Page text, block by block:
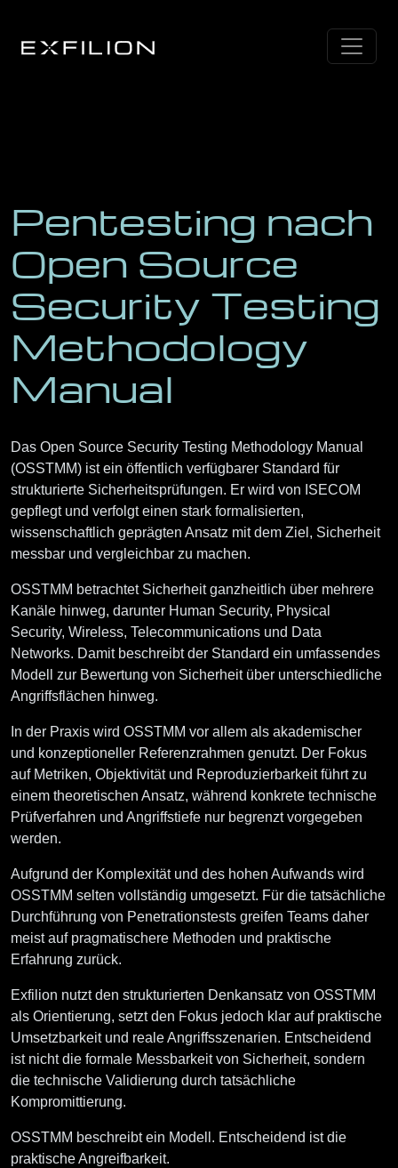
Pentesting nach
Open Source
Security Testing
Methodology
Manual
Das Open Source Security Testing Methodology Manual
(OSSTMM) ist ein öffentlich verfügbarer Standard für
strukturierte Sicherheitsprüfungen. Er wird von ISECOM
gepflegt und verfolgt einen stark formalisierten,
wissenschaftlich geprägten Ansatz mit dem Ziel, Sicherheit
messbar und vergleichbar zu machen.
OSSTMM betrachtet Sicherheit ganzheitlich über mehrere
Kanäle hinweg, darunter Human Security, Physical
Security, Wireless, Telecommunications und Data
Networks. Damit beschreibt der Standard ein umfassendes
Modell zur Bewertung von Sicherheit über unterschiedliche
Angriffsflächen hinweg.
In der Praxis wird OSSTMM vor allem als akademischer
und konzeptioneller Referenzrahmen genutzt. Der Fokus
auf Metriken, Objektivität und Reproduzierbarkeit führt zu
einem theoretischen Ansatz, während konkrete technische
Prüfverfahren und Angriffstiefe nur begrenzt vorgegeben
werden.
Aufgrund der Komplexität und des hohen Aufwands wird
OSSTMM selten vollständig umgesetzt. Für die tatsächliche
Durchführung von Penetrationstests greifen Teams daher
meist auf pragmatischere Methoden und praktische
Erfahrung zurück.
Exfilion nutzt den strukturierten Denkansatz von OSSTMM
als Orientierung, setzt den Fokus jedoch klar auf praktische
Umsetzbarkeit und reale Angriffsszenarien. Entscheidend
ist nicht die formale Messbarkeit von Sicherheit, sondern
die technische Validierung durch tatsächliche
Kompromittierung.
OSSTMM beschreibt ein Modell. Entscheidend ist die
praktische Angreifbarkeit.